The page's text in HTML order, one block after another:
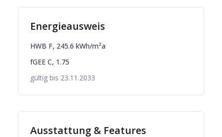
Energieausweis
HWB F, 245.6 kWh/m²a
fGEE C, 1.75
gültig bis 23.11.2033
Ausstattung & Features